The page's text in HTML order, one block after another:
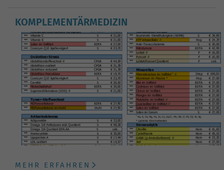
KOMPLEMENTÄRMEDIZIN
MEHR ERFAHREN